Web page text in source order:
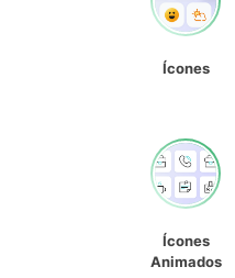
Ícones
Ícones
Animados